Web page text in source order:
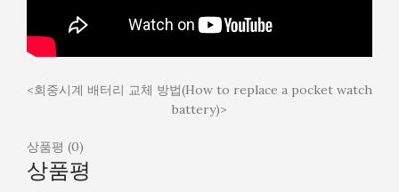
<회중시계 배터리 교체 방법(How to replace a pocket watch
battery)>
상품평 (0)
상품평